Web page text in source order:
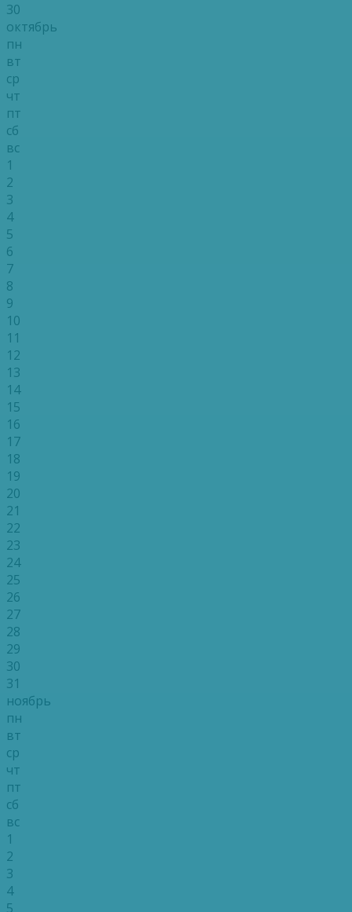
30
октябрь
пн
вт
ср
чт
пт
сб
вс
1
2
3
4
5
6
7
8
9
10
11
12
13
14
15
16
17
18
19
20
21
22
23
24
25
26
27
28
29
30
31
ноябрь
пн
вт
ср
чт
пт
сб
вс
1
2
3
4
5